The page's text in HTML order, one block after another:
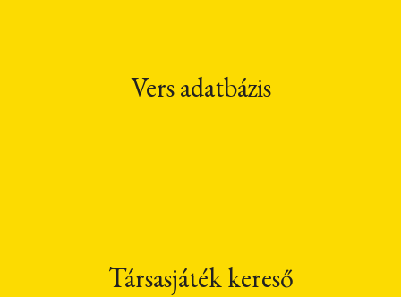
Vers adatbázis
Társasjáték kereső